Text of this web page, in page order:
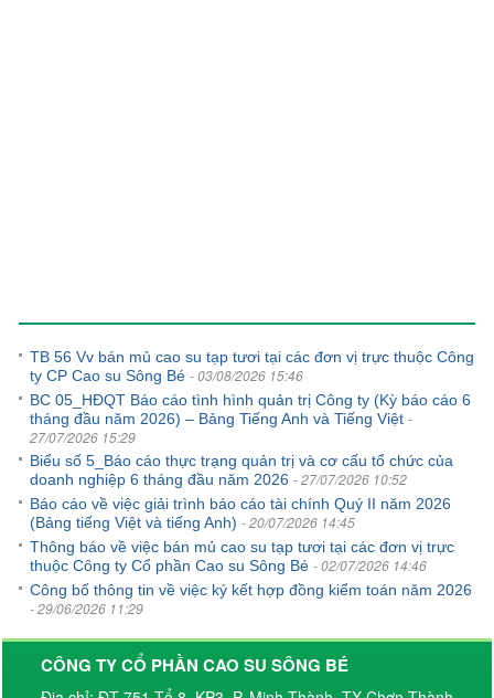
TB 56 Vv bán mủ cao su tạp tươi tại các đơn vị trực thuộc Công
ty CP Cao su Sông Bé - 03/08/2026 15:46
BC 05_HĐQT Báo cáo tình hình quản trị Công ty (Kỳ báo cáo 6
tháng đầu năm 2026) – Bảng Tiếng Anh và Tiếng Việt -
27/07/2026 15:29
Biểu số 5_Báo cáo thực trạng quản trị và cơ cấu tổ chức của
doanh nghiệp 6 tháng đầu năm 2026 - 27/07/2026 10:52
Báo cáo về việc giải trình báo cáo tài chính Quý II năm 2026
(Bảng tiếng Việt và tiếng Anh) - 20/07/2026 14:45
Thông báo về việc bán mủ cao su tạp tươi tại các đơn vị trực
thuộc Công ty Cổ phần Cao su Sông Bé - 02/07/2026 14:46
Công bố thông tin về việc ký kết hợp đồng kiểm toán năm 2026
- 29/06/2026 11:29
CÔNG TY CỔ PHẦN CAO SU SÔNG BÉ